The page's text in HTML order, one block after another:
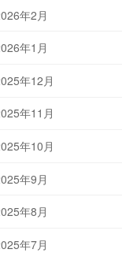
年2月
年1月
年12月
年11月
年10月
年9月
年8月
年7月